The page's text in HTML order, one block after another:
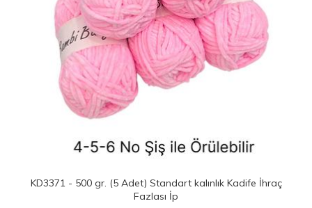
KD3371 - 500 gr. (5 Adet) Standart kalınlık Kadife İhraç
Fazlası İp